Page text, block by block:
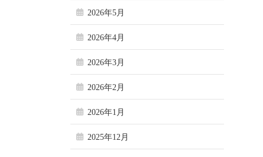
2026年5月
2026年4月
2026年3月
2026年2月
2026年1月
2025年12月